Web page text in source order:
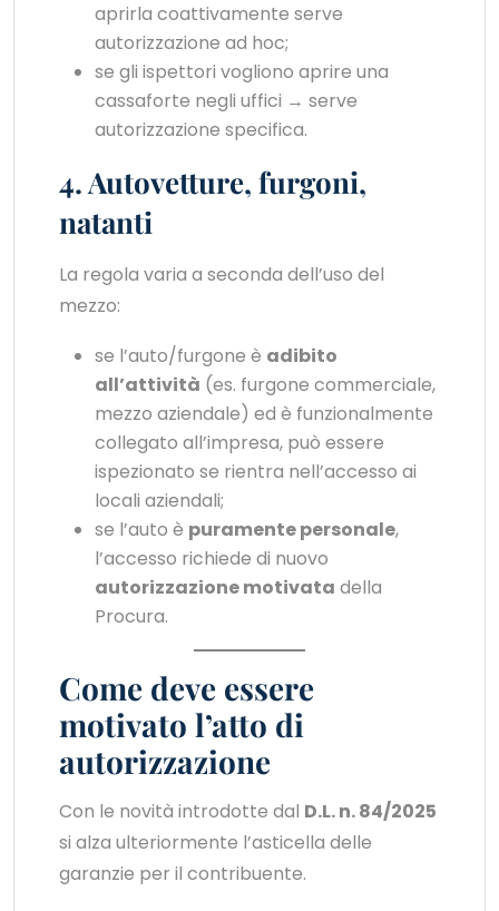
aprirla coattivamente serve
autorizzazione ad hoc;
se gli ispettori vogliono aprire una
cassaforte negli uffici → serve
autorizzazione specifica.
4. Autovetture, furgoni,
natanti
La regola varia a seconda dell’uso del
mezzo:
se l’auto/furgone è adibito
all’attività (es. furgone commerciale,
mezzo aziendale) ed è funzionalmente
collegato all’impresa, può essere
ispezionato se rientra nell’accesso ai
locali aziendali;
se l’auto è puramente personale,
l’accesso richiede di nuovo
autorizzazione motivata della
Procura.
Come deve essere
motivato l’atto di
autorizzazione
Con le novità introdotte dal D.L. n. 84/2025
si alza ulteriormente l’asticella delle
garanzie per il contribuente.